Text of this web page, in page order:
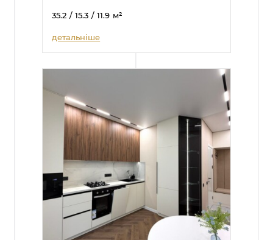
35.2 / 15.3 / 11.9 м²
детальніше